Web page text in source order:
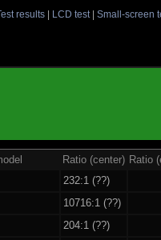
results| LCD test| Small-screen
Ratio (center) Ratio
232:1 (??)
10716:1 (??)
204:1 (??)